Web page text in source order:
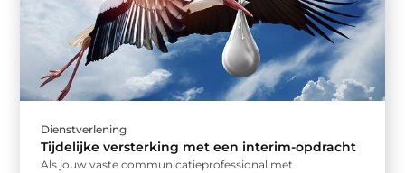
Dienstverlening
Tijdelijke versterking met een interim-opdracht
Als jouw vaste communicatieprofessional met